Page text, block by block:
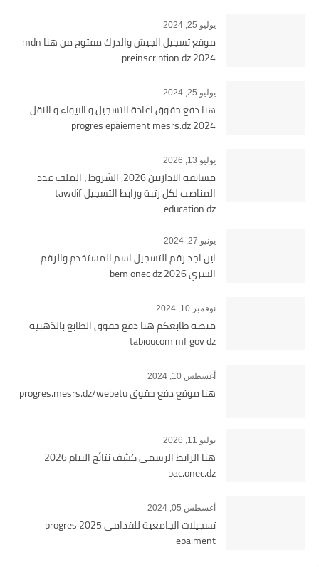
يوليو 25, 2024
موقع تسجيل الجيش والدرك مفتوح من هنا mdn
preinscription dz 2024
يوليو 25, 2024
هنا دفع حقوق اعادة التسجيل و الايواء و النقل
2024 progres epaiement mesrs.dz
يوليو 13, 2026
مسابقة الاداريين 2026, الشروط ، الملف عدد
المناصب لكل رتبة ورابط التسجيل tawdif
education dz
يونيو 27, 2024
اين اجد رقم التسجيل اسم المستخدم والرقم
السري bem onec dz 2026
نوفمبر 10, 2024
منصة طابعكم هنا دفع حقوق الطابع بالذهبية
tabioucom mf gov dz
أغسطس 10, 2024
هنا موقع دفع حقوق progres.mesrs.dz/webetu
يوليو 11, 2026
هنا الرابط الرسمي كشف نتائج البيام 2026
bac.onec.dz
أغسطس 05, 2024
تسجيلات الجامعية للقدامى 2025 progres
epaiment